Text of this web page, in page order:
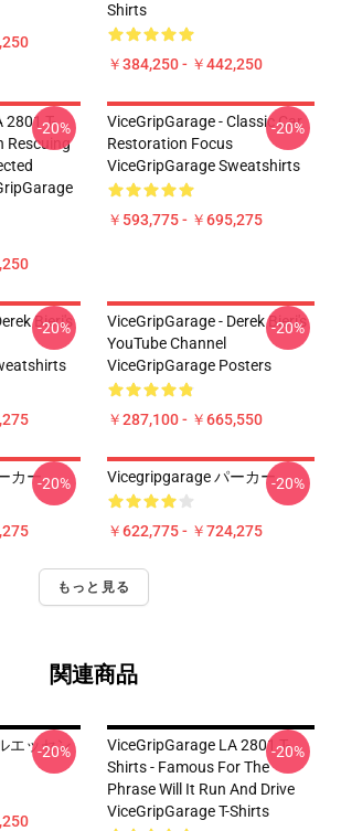
Shirts
￥384,250 - ￥442,250
2801 T-
Rescuing
-20%
ViceGripGarage - Classic Car
Restoration Focus
ViceGripGarage Sweatshirts
￥593,775 - ￥695,275
-20%
Bieri's
-20%
ViceGripGarage - Derek Bieri's
YouTube Channel
ViceGripGarage Posters
￥287,100 - ￥665,550
-20%
カー-20% Vicegripgarage パーカー
￥622,775 - ￥724,275
-20%
もっと見る
関連商品
エッセン
-20%
ViceGripGarage LA 2801 T-
Shirts - Famous For The
Phrase Will It Run And Drive
ViceGripGarage T-Shirts
-20%